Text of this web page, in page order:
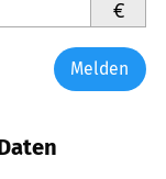
€
Melden